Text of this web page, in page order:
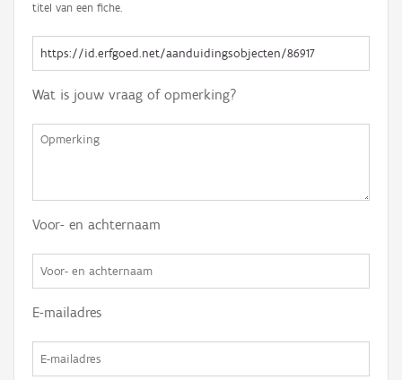
titel van een fiche.
Wat is jouw vraag of opmerking?
Voor- en achternaam
E-mailadres